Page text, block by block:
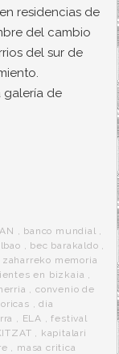
residencias de
del cambio
del sur de
galería de
, banco mundial ,
, bec barakaldo ,
memoria
en bizkaia ,
,convenio de
,dia
, ELA ,festival
, kapitalari
, masa critica